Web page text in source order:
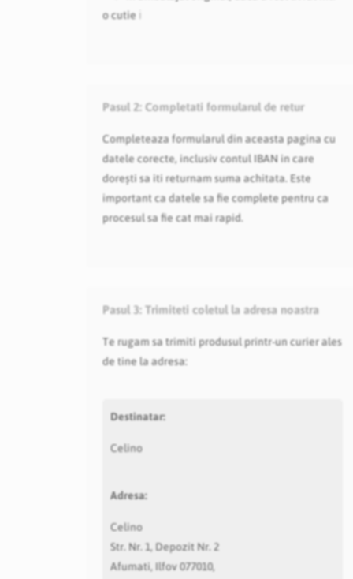
o cutie
Pasul 2: Completati formularul de retur
Completeaza formularul din aceasta pagina cu
datele corecte, inclusiv contul IBAN in care
dorești sa iti returnam suma achitata. Este
important ca datele sa fie complete pentru ca
procesul sa fie cat mai rapid.
Pasul 3: Trimiteti coletul la adresa noastra
Te rugam sa trimiti produsul printr-un curier ales
de tine la adresa:
Destinatar:
Celino
Adresa:
Celino
Str. Nr. 1, Depozit Nr. 2
Afumati, Ilfov 077010,